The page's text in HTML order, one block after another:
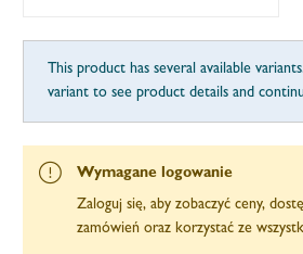
This product has several available
variant to see product details and
Wymagane logowanie
Zaloguj się, aby zobaczyć ceny,
zamówień oraz korzystać ze